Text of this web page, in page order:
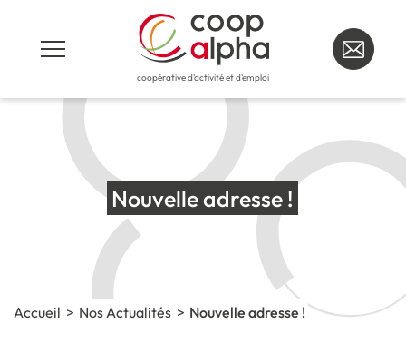
coopérative d'activité et d'emploi
Nouvelle adresse !
Accueil Nos Actualités Nouvelle adresse !